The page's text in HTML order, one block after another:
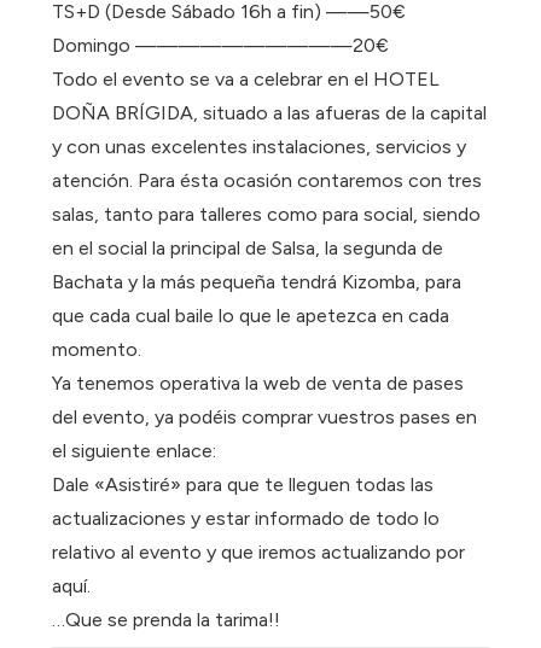
TS+D (Desde Sábado 16h a fin) ——50€
Domingo ——————————20€
Todo el evento se va a celebrar en el HOTEL
DOÑA BRÍGIDA, situado a las afueras de la capital
y con unas excelentes instalaciones, servicios y
atención. Para ésta ocasión contaremos con tres
salas, tanto para talleres como para social, siendo
en el social la principal de Salsa, la segunda de
Bachata y la más pequeña tendrá Kizomba, para
que cada cual baile lo que le apetezca en cada
momento.
Ya tenemos operativa la web de venta de pases
del evento, ya podéis comprar vuestros pases en
el siguiente enlace:
Dale «Asistiré» para que te lleguen todas las
actualizaciones y estar informado de todo lo
relativo al evento y que iremos actualizando por
aquí.
…Que se prenda la tarima!!